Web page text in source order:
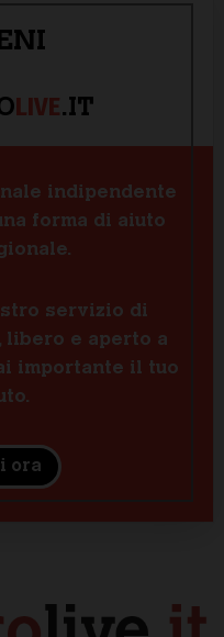
LIVE.IT
indipendente
forma di aiuto
servizio di
libero e aperto a
importante il tuo
ora